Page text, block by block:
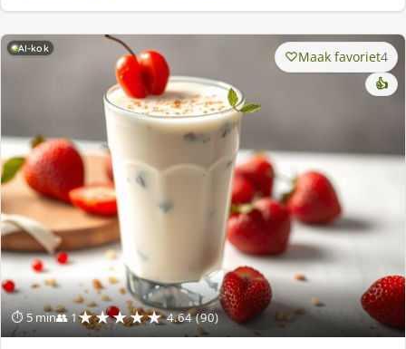
AI-kok
⏱ 5 min👥 1★★★★★ 4.64 (90)
Maak favoriet4
👍